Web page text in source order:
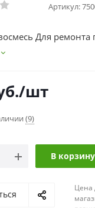
Артикул:
Для ремонта
/шт
(9)
В корзину
Цена